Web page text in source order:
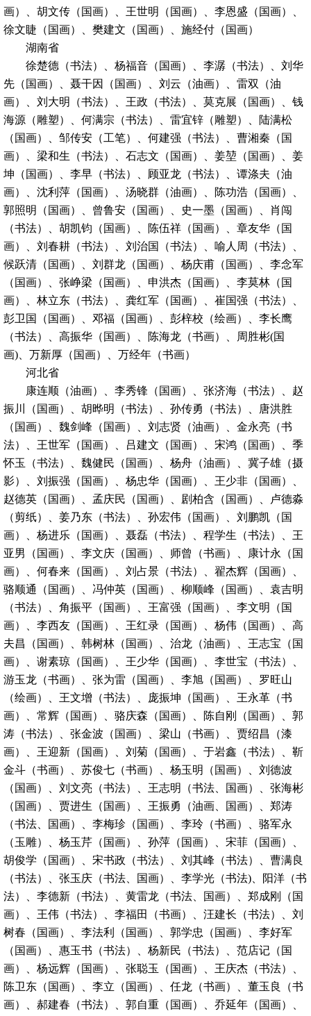
画）、胡文传（国画）、王世明（国画）、李恩盛（国画）、
徐文睫（国画）、樊建文（国画）、施经付（国画）
湖南省
徐楚德（书法）、杨福音（国画）、李潺（书法）、刘华
先（国画）、聂干因（国画）、刘云（油画）、雷双（油
画）、刘大明（书法）、王政（书法）、莫克展（国画）、钱
海源（雕塑）、何满宗（书法）、雷宜锌（雕塑）、陆满松
（国画）、邹传安（工笔）、何建强（书法）、曹湘秦（国
画）、梁和生（书法）、石志文（国画）、姜堃（国画）、姜
坤（国画）、李早（书法）、顾亚龙（书法）、谭涤夫（油
画）、沈利萍（国画）、汤晓群（油画）、陈功浩（国画）、
郭照明（国画）、曾鲁安（国画）、史一墨（国画）、肖闯
（书法）、胡凯钧（国画）、陈伍祥（国画）、章友华（国
画）、刘春耕（书法）、刘治国（书法）、喻人周（书法）、
候跃清（国画）、刘群龙（国画）、杨庆甫（国画）、李念军
（国画）、张峥梁（国画）、申洪杰（国画）、李莫林（国
画）、林立东（书法）、龚红军（国画）、崔国强（书法）、
彭卫国（国画）、邓福（国画）、彭梓校（绘画）、李长鹰
（书法）、高振华（国画）、陈海龙（书画）、周胜彬(国
画)、万新厚（国画）、万经年（书画）
河北省
康连顺（油画）、李秀锋（国画）、张济海（书法）、赵
振川（国画）、胡晔明（书法）、孙传勇（书法）、唐洪胜
（国画）、魏剑峰（国画）、刘志贤（油画）、金永亮（书
法）、王世军（国画）、吕建文（国画）、宋鸿（国画）、季
怀玉（书法）、魏健民（国画）、杨舟（油画）、冀子雄（摄
影）、刘振强（国画）、杨忠华（国画）、王少非（国画）、
赵德英（国画）、孟庆民（国画）、剧柏含（国画）、卢德淼
（剪纸）、姜乃东（书法）、孙宏伟（国画）、刘鹏凯（国
画）、杨进乐（国画）、聂磊（书法）、程学生（书法）、王
亚男（国画）、李文庆（国画）、师曾（书画）、康计永（国
画）、何春来（国画）、刘占景（书法）、翟杰辉（国画）、
骆顺通（国画）、冯仲英（国画）、柳顺峰（国画）、袁吉明
（书法）、角振平（国画）、王富强（国画）、李文明（国
画）、李西友（国画）、王红录（国画）、杨伟（国画）、高
夫昌（国画）、韩树林（国画）、治龙（油画）、王志宝（国
画）、谢素琼（国画）、王少华（国画）、李世宝（书法）、
游玉龙（书画）、张为雷（国画）、李旭（国画）、罗旺山
（绘画）、王文增（书法）、庞振坤（国画）、王永革（书
画）、常辉（国画）、骆庆森（国画）、陈自刚（国画）、郭
涛（书法）、张金波（国画）、梁山（书画）、贾绍昌（漆
画）、王迎新（国画）、刘菊（国画）、于岩鑫（书法）、靳
金斗（书画）、苏俊七（书画）、杨玉明（国画）、刘德波
（国画）、刘文亮（书法）、王志明（书法、国画）、张海彬
（国画）、贾进生（国画）、王振勇（油画、国画）、郑涛
（书法、国画）、李梅珍（国画）、李玲（书画）、骆军永
（玉雕）、杨玉芹（国画）、孙萍（国画）、宋菲（国画）、
胡俊学（国画）、宋书政（书法）、刘其峰（书法）、曹满良
（书法）、张玉庆（书法、国画）、李学光（书法)、阳洋（书
法）、李德新（书法）、黄雷龙（书法、国画）、郑成刚（国
画）、王伟（书法）、李福田（书画）、汪建长（书法）、刘
树春（国画）、李法利（国画）、郭学忠（国画）、李好军
（国画）、惠玉书（书法）、杨新民（书法）、范店记（国
画）、杨远辉（国画）、张聪玉（国画）、王庆杰（书法）、
陈卫东（国画）、李立（国画）、任龙（书画）、董玉良（书
画）、郝建春（书法）、郭自重（国画）、乔延年（国画）、